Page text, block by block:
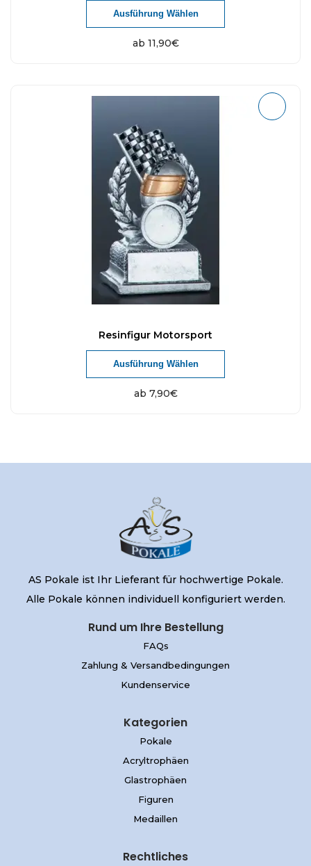
ab 11,90€
Ausführung Wählen
Resinfigur Motorsport
ab 7,90€
Ausführung Wählen
AS Pokale ist Ihr Lieferant für hochwertige Pokale.
Alle Pokale können individuell konfiguriert werden.
Rund um Ihre Bestellung
FAQs
Zahlung & Versandbedingungen
Kundenservice
Kategorien
Pokale
Acryltrophäen
Glastrophäen
Figuren
Medaillen
Rechtliches